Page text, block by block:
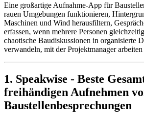
Eine großartige Aufnahme-App für
rauen Umgebungen funktionieren,
Maschinen und Wind herausfiltern,
erfassen, wenn mehrere Personen
chaotische Baudiskussionen in organisierte
verwandeln, mit der Projektmanager
1. Speakwise - Beste
freihändigen Aufnehmen
Baustellenbesprechungen